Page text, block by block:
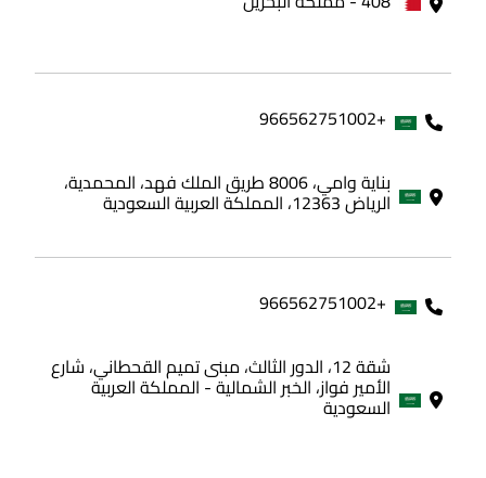
+966562751002
بناية وامي، 8006 طريق الملك فهد، المحمدية،
الرياض 12363، المملكة العربية السعودية
+966562751002
شقة 12، الدور الثالث، مبنى تميم القحطاني، شارع
الأمير فواز، الخبر الشمالية - المملكة العربية
السعودية